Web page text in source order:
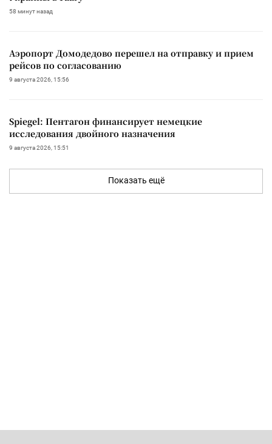
58 минут назад
Аэропорт Домодедово перешел на отправку и прием
рейсов по согласованию
9 августа 2026, 15:56
Spiegel: Пентагон финансирует немецкие
исследования двойного назначения
9 августа 2026, 15:51
Показать ещё